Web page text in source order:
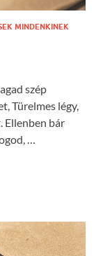
MINDENKINEK
szép
Türelmes légy,
Ellenben bár
…